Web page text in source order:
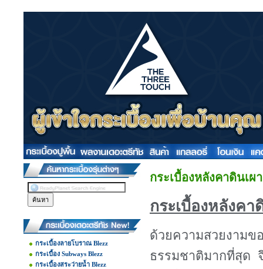
กระเบื้องลายโบราณ Blezz
กระเบื้อง Subways Blezz
กระเบื้องสระว่ายน้ำ Blezz
กระเบื้องหลังคาดินเผา
กระเบื้องหลังคา
ด้วยความสวยงามข
ธรรมชาติมากที่สุด